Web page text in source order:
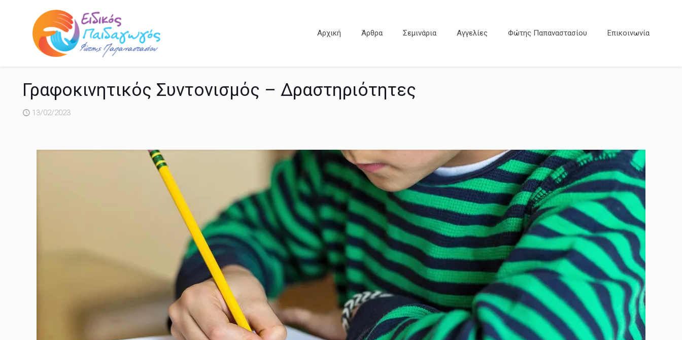
Αρχική Άρθρα Σεμινάρια Αγγελίες Φώτης Παπαναστασίου Επικοινωνία
Γραφοκινητικός Συντονισμός – Δραστηριότητες
13/02/2023